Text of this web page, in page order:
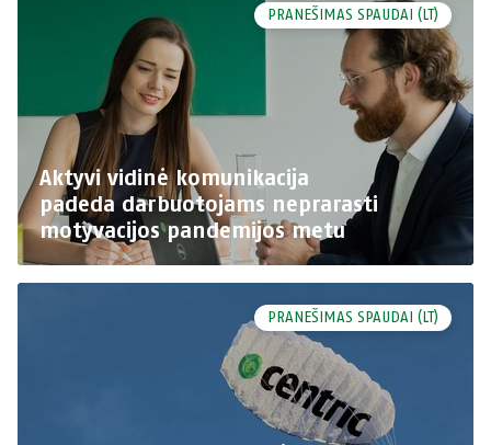
PRANEŠIMAS SPAUDAI (LT)
Aktyvi vidinė komunikacija
padeda darbuotojams neprarasti
motyvacijos pandemijos metu
PRANEŠIMAS SPAUDAI (LT)